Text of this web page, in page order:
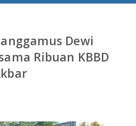
Dewi
Ribuan KBBD